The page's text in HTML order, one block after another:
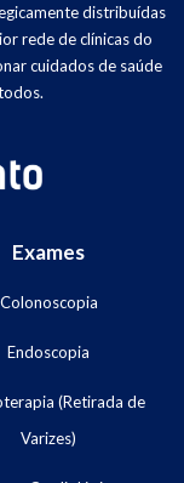
distribuídas
rede de clínicas do
cuidados de saúde
Exames
Colonoscopia
Endoscopia
(Retirada de
Varizes)